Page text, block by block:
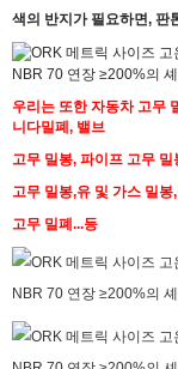
색의 반지가 필요하면, 판
우리는 또한 자동차 고무
니다밀폐, 밸브
고무 밀봉, 파이프 고무
고무 밀봉,유 및 가스 밀
고무 밀폐...등